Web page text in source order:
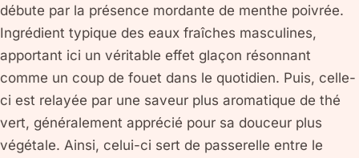
débute par la présence mordante de menthe poivrée.
Ingrédient typique des eaux fraîches masculines,
apportant ici un véritable effet glaçon résonnant
comme un coup de fouet dans le quotidien. Puis, celle-
ci est relayée par une saveur plus aromatique de thé
vert, généralement apprécié pour sa douceur plus
végétale. Ainsi, celui-ci sert de passerelle entre le